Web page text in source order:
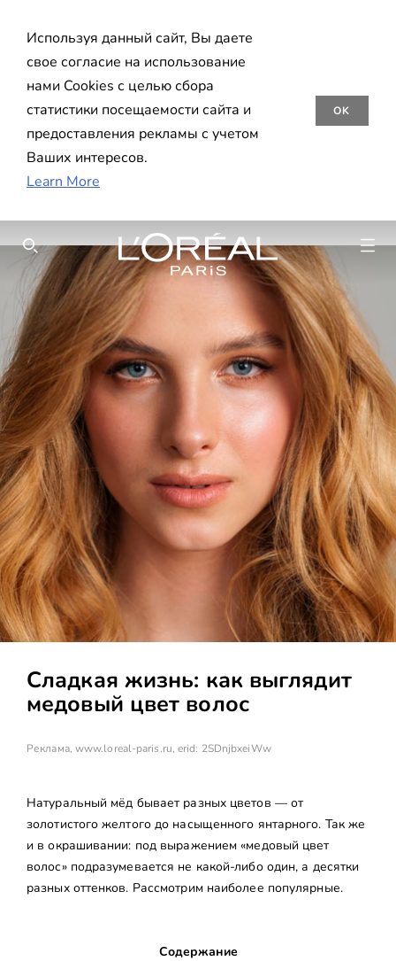
Используя данный сайт, Вы даете
свое согласие на использование
нами Cookies с целью сбора
статистики посещаемости сайта и
предоставления рекламы с учетом
Ваших интересов.
Learn More
OK
SEARCH THIS SITE
Сладкая жизнь: как выглядит
медовый цвет волос
Реклама, www.loreal-paris.ru, erid: 2SDnjbxeiWw
Натуральный мёд бывает разных цветов — от
золотистого желтого до насыщенного янтарного. Так же
и в окрашивании: под выражением «медовый цвет
волос» подразумевается не какой-либо один, а десятки
разных оттенков. Рассмотрим наиболее популярные.
Содержание